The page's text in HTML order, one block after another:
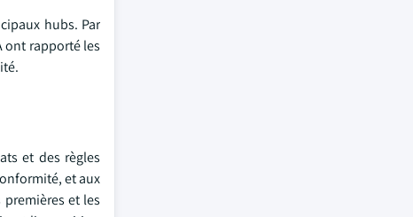
hubs. Par
ont rapporté les
et des règles
et aux
et les